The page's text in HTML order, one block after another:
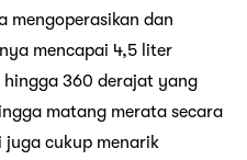
mengoperasikan dan
mencapai 4,5 liter
hingga 360 derajat yang
matang merata secara
juga cukup menarik